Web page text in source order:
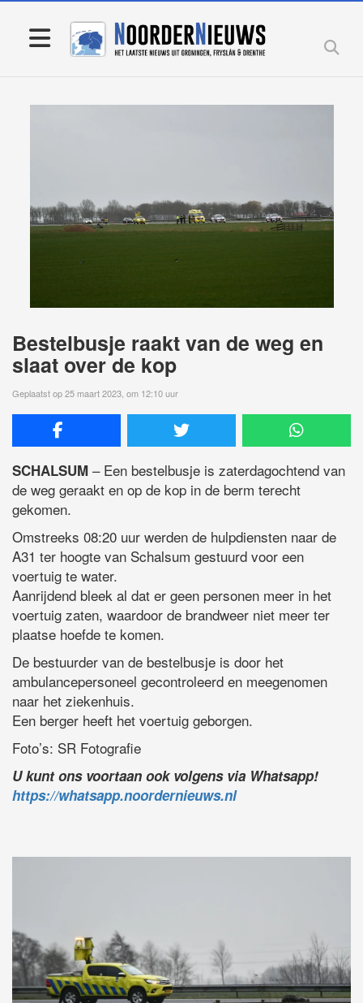
Bestelbusje raakt van de weg en
slaat over de kop
Geplaatst op 25 maart 2023, om 12:10 uur
SCHALSUM – Een bestelbusje is zaterdagochtend van
de weg geraakt en op de kop in de berm terecht
gekomen.
Omstreeks 08:20 uur werden de hulpdiensten naar de
A31 ter hoogte van Schalsum gestuurd voor een
voertuig te water.
Aanrijdend bleek al dat er geen personen meer in het
voertuig zaten, waardoor de brandweer niet meer ter
plaatse hoefde te komen.
De bestuurder van de bestelbusje is door het
ambulancepersoneel gecontroleerd en meegenomen
naar het ziekenhuis.
Een berger heeft het voertuig geborgen.
Foto’s: SR Fotografie
U kunt ons voortaan ook volgens via Whatsapp!
https://whatsapp.noordernieuws.nl